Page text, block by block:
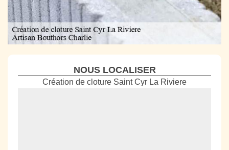
NOUS LOCALISER
Création de cloture Saint Cyr La Riviere